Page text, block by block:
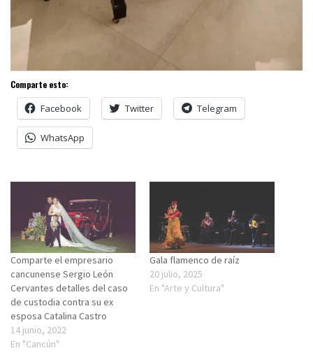
Comparte esto:
Facebook Twitter Telegram
WhatsApp
Comparte el empresario
cancunense Sergio León
Cervantes detalles del caso
de custodia contra su ex
esposa Catalina Castro
14 junio, 2022
En "Cancún"
Gala flamenco de raíz
20 julio, 2025
En "Arte y Cultura"